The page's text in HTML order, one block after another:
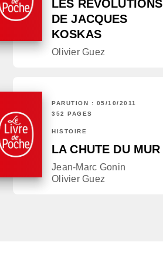
LES RÉVOLUTIONS
DE JACQUES
KOSKAS
Olivier Guez
PARUTION : 05/10/2011
352 PAGES
HISTOIRE
LA CHUTE DU MUR
Jean-Marc Gonin
Olivier Guez